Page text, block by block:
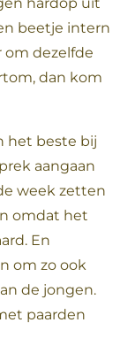
beetje intern
om dezelfde
dan kom
het beste bij
aangaan
week zetten
omdat het
En
om zo ook
de jongen.
paarden